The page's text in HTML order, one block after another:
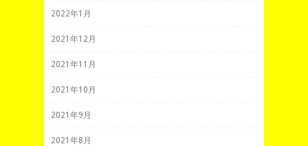
2022年1月
2021年12月
2021年11月
2021年10月
2021年9月
2021年8月